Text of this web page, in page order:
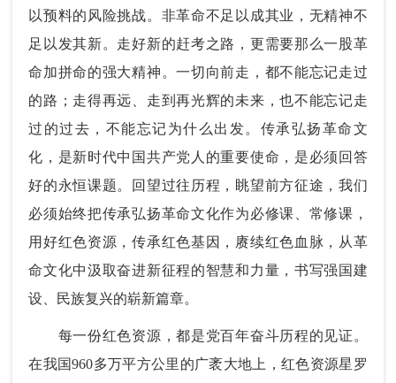
以预料的风险挑战。非革命不足以成其业，无精神不
足以发其新。走好新的赶考之路，更需要那么一股革
命加拼命的强大精神。一切向前走，都不能忘记走过
的路；走得再远、走到再光辉的未来，也不能忘记走
过的过去，不能忘记为什么出发。传承弘扬革命文
化，是新时代中国共产党人的重要使命，是必须回答
好的永恒课题。回望过往历程，眺望前方征途，我们
必须始终把传承弘扬革命文化作为必修课、常修课，
用好红色资源，传承红色基因，赓续红色血脉，从革
命文化中汲取奋进新征程的智慧和力量，书写强国建
设、民族复兴的崭新篇章。
每一份红色资源，都是党百年奋斗历程的见证。
在我国960多万平方公里的广袤大地上，红色资源星罗